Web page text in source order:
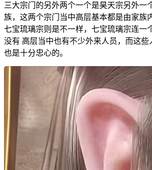
三大宗门的另外两个一个是昊天宗另外一
族，这两个宗门当中高层基本都是由家族
七宝琉璃宗则是不一样，七宝琉璃宗连一
没有 高层当中也有不少外来人员，而这些
也是十分忠心的。